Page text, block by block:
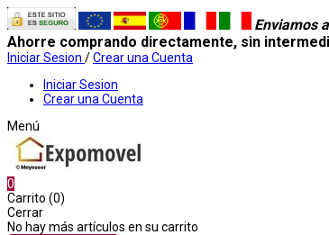
Enviamos a
Ahorre comprando directamente, sin
Iniciar Sesion /Crear una Cuenta
Iniciar Sesion
Crear una Cuenta
Menú
0
Carrito (0)
Cerrar
No hay más artículos en su carrito